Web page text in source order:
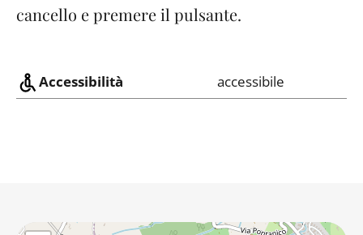
cancello e premere il pulsante.
Accessibilità accessibile